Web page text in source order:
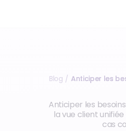
Blog / Anticiper les
Anticiper les
la vue client
cas